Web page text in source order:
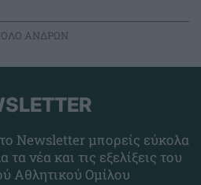
ΑΝΔΡΩΝ
Newsletter μπορείς εύκολα
νέα και τις εξελίξεις του
Αθλητικού Ομίλου